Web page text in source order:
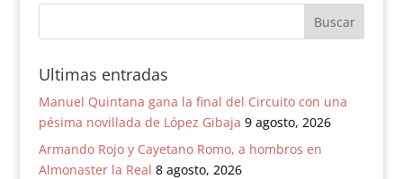
Ultimas entradas
Manuel Quintana gana la final del Circuito con una
pésima novillada de López Gibaja 9 agosto, 2026
Armando Rojo y Cayetano Romo, a hombros en
Almonaster la Real 8 agosto, 2026